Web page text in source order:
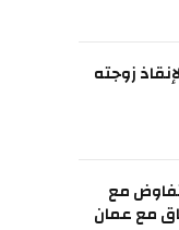
زوجته
مع
مع عمان